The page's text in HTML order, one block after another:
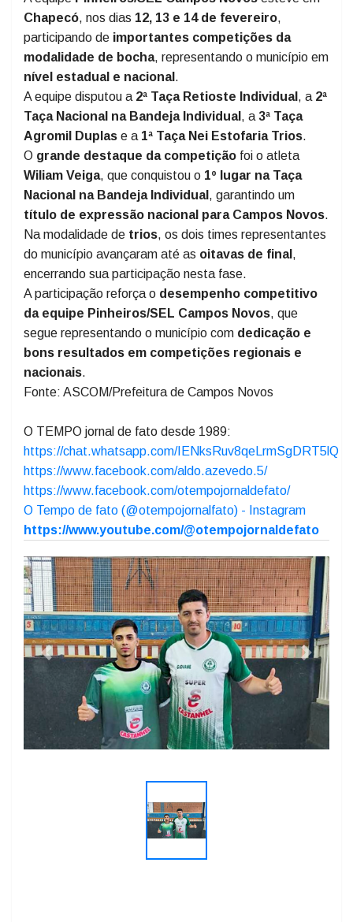
A equipePinheiros/SEL Campos Novosesteve em
Chapecó, nos dias12, 13 e 14 de fevereiro
participando deimportantes competições da
modalidade de bocha, representando o município em
nível estadual e nacional.
A equipe disputou a2ª Taça Retioste Individual, a
Taça Nacional na Bandeja Individual, a3ª Taça
Agromil Duplase a1ª Taça Nei Estofaria Trios
Ogrande destaque da competiçãofoi o atleta
Wiliam Veiga, que conquistou o 1º lugar na Taça
Nacional na Bandeja Individual, garantindo um
título de expressão nacional para Campos Novos
Na modalidade detrios , os dois times representantes
do município avançaram até asoitavas de final,
encerrando sua participação nesta fase.
A participação reforça odesempenho competitivo
da equipe Pinheiros/SEL Campos Novos
segue representando o município com dedicação e
nacionais .
Fonte: ASCOM/Prefeitura de Campos Novos
O TEMPO jornal de fato desde 1989:
https://chat.whatsapp.com/IENksRuv8qeLrmSgDRT5lQ
https://www.facebook.com/aldo.azevedo.5/
O Tempo de fato (@otempojornalfato) - Instagram
https://www.youtube.com/@otempojornaldefato
Previous